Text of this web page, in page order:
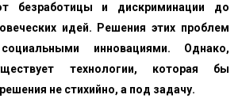
безработицы и дискриминации до
идей. Решения этих проблем
инновациями. Однако,
технологии, которая бы
не стихийно, а под задачу.